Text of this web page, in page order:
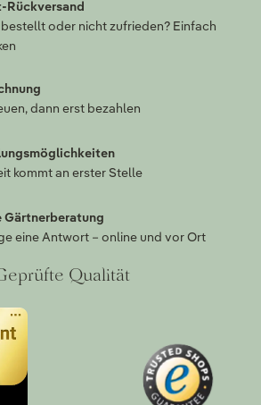
Rückversand
oder nicht zufrieden? Einfach
dann erst bezahlen
kommt an erster Stelle
Gärtnerberatung
eine Antwort – online und vor Ort
Qualität